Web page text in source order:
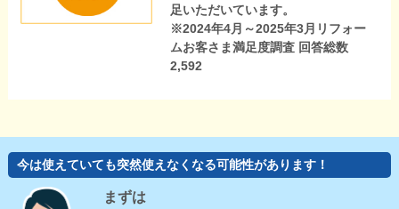
足いただいています。
※2024年4月～2025年3月リフォー
ムお客さま満足度調査 回答総数
2,592
今は使えていても突然使えなくなる可能性があります！
まずは